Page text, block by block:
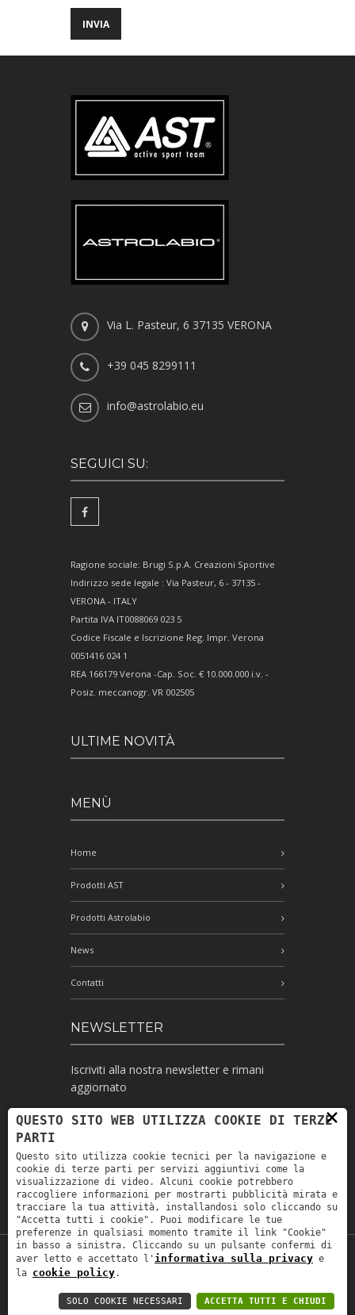
Via L. Pasteur, 6 37135 VERONA
+39 045 8299111
info@astrolabio.eu
SEGUICI SU:
Ragione sociale: Brugi S.p.A. Creazioni Sportive
Indirizzo sede legale : Via Pasteur, 6 - 37135 -
VERONA - ITALY
Partita IVA IT0088069 023 5
Codice Fiscale e Iscrizione Reg. Impr. Verona
0051416 024 1
REA 166179 Verona -Cap. Soc. € 10.000.000 i.v. -
Posiz. meccanogr. VR 002505
ULTIME NOVITÀ
MENÙ
Home
Prodotti AST
Prodotti Astrolabio
News
Contatti
NEWSLETTER
Iscriviti alla nostra newsletter e rimani
aggiornato
Ho letto l'informativa e autorizzo il
trattamento dei miei dati personali per le
finalità ivi indicate *
Copyright © 2019Astrolabio. P.IVA:
Privacy policy-Privacy policy B2B -Area
×
QUESTO SITO WEB UTILIZZA COOKIE DI TERZE
PARTI
Questo sito utilizza cookie tecnici per la navigazione e
cookie di terze parti per servizi aggiuntivi come la
visualizzazione di video. Alcuni cookie potrebbero
raccogliere informazioni per mostrarti pubblicità mirata e
tracciare la tua attività, installandosi solo cliccando su
"Accetta tutti i cookie". Puoi modificare le tue
preferenze in qualsiasi momento tramite il link "Cookie"
in basso a sinistra. Cliccando su un pulsante confermi di
aver letto e accettato l' informativa sulla privacy e
la cookie policy.
ACCETTA TUTTI E CHIUDI
SOLO COOKIE NECESSARI